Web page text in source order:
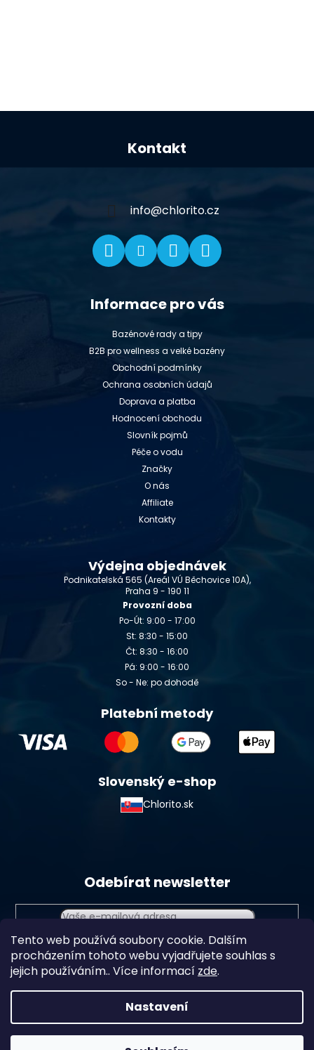
Tento web používá soubory cookie. Dalším
procházením tohoto webu vyjadřujete souhlas s
jejich používáním.. Více informací zde.
Nastavení
Kontakt
info@chlorito.cz
Informace pro vás
Bazénové rady a tipy
B2B pro wellness a velké bazény
Obchodní podmínky
Ochrana osobních údajů
Doprava a platba
Hodnocení obchodu
Slovník pojmů
Péče o vodu
Značky
O nás
Affiliate
Kontakty
Výdejna objednávek
Podnikatelská 565 (Areál VÚ Běchovice 10A),
Praha 9 - 190 11
Provozní doba
Po-Út: 9:00 - 17:00
St: 8:30 - 15:00
Čt: 8:30 - 16:00
Pá: 9:00 - 16:00
So - Ne: po dohodě
Platební metody
Slovenský e-shop
Chlorito.sk
Odebírat newsletter
Vložením e-mailu souhlasíte spodmínkami ochrany
osobních údajů
se